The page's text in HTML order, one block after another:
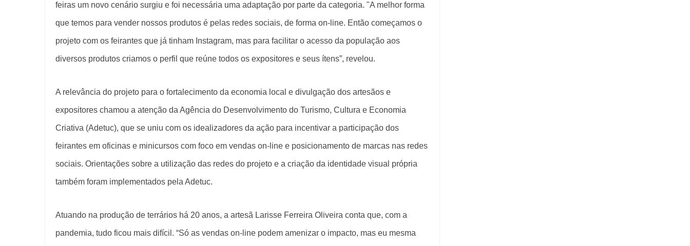
feiras um novo cenário surgiu e foi necessária uma adaptação por parte da categoria. "A melhor forma
que temos para vender nossos produtos é pelas redes sociais, de forma on-line. Então começamos o
projeto com os feirantes que já tinham Instagram, mas para facilitar o acesso da população aos
diversos produtos criamos o perfil que reúne todos os expositores e seus ítens”, revelou.
A relevância do projeto para o fortalecimento da economia local e divulgação dos artesãos e
expositores chamou a atenção da Agência do Desenvolvimento do Turismo, Cultura e Economia
Criativa (Adetuc), que se uniu com os idealizadores da ação para incentivar a participação dos
feirantes em oficinas e minicursos com foco em vendas on-line e posicionamento de marcas nas redes
sociais. Orientações sobre a utilização das redes do projeto e a criação da identidade visual própria
também foram implementados pela Adetuc.
Atuando na produção de terrários há 20 anos, a artesã Larisse Ferreira Oliveira conta que, com a
pandemia, tudo ficou mais difícil. “Só as vendas on-line podem amenizar o impacto, mas eu mesma